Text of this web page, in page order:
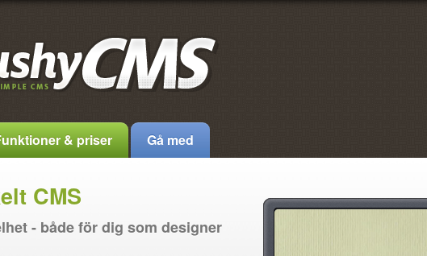
& priser Gå med
CMS
- både för dig som designer